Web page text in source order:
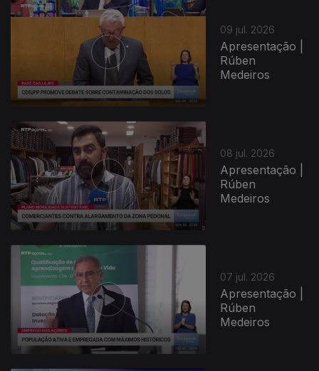
09 jul. 2026
Apresentação |
Rúben
Medeiros
08 jul. 2026
Apresentação |
Rúben
Medeiros
07 jul. 2026
Apresentação |
Rúben
Medeiros